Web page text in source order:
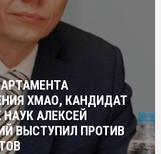
ХМАО, КАНДИДАТ
АЛЕКСЕЙ
ВЫСТУПИЛ ПРОТИВ